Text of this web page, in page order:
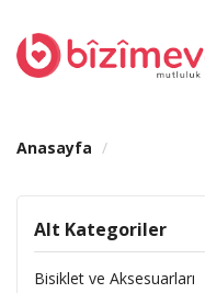
Anasayfa
Alt Kategoriler
Bisiklet ve Aksesuarları